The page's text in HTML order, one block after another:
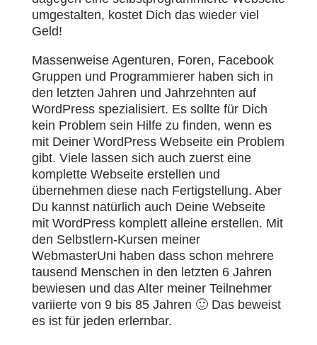
umgestalten, kostet Dich das wieder viel
Geld!
Massenweise Agenturen, Foren, Facebook
Gruppen und Programmierer haben sich in
den letzten Jahren und Jahrzehnten auf
WordPress spezialisiert. Es sollte für Dich
kein Problem sein Hilfe zu finden, wenn es
mit Deiner WordPress Webseite ein Problem
gibt. Viele lassen sich auch zuerst eine
komplette Webseite erstellen und
übernehmen diese nach Fertigstellung. Aber
Du kannst natürlich auch Deine Webseite
mit WordPress komplett alleine erstellen. Mit
den Selbstlern-Kursen meiner
WebmasterUni haben dass schon mehrere
tausend Menschen in den letzten 6 Jahren
bewiesen und das Alter meiner Teilnehmer
variierte von 9 bis 85 Jahren 🙂 Das beweist
es ist für jeden erlernbar.